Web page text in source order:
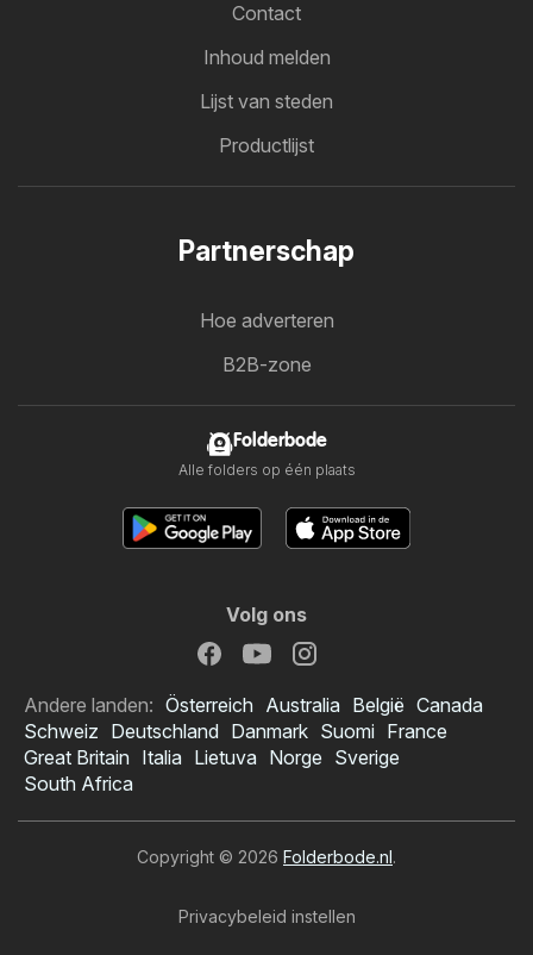
Contact
Inhoud melden
Lijst van steden
Productlijst
Partnerschap
Hoe adverteren
B2B-zone
Folderbode
Alle folders op één plaats
Volg ons
Andere landen: Österreich Australia België Canada
Schweiz Deutschland Danmark Suomi France
Great Britain Italia Lietuva Norge Sverige
South Africa
Copyright © 2026 Folderbode.nl.
Privacybeleid instellen